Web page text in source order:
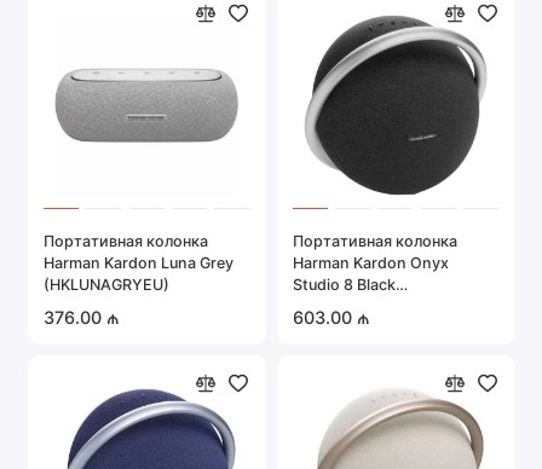
Портативная колонка
Harman Kardon Luna Grey
(HKLUNAGRYEU)
376.00 ₼
Портативная колонка
Harman Kardon Onyx
Studio 8 Black
603.00 ₼